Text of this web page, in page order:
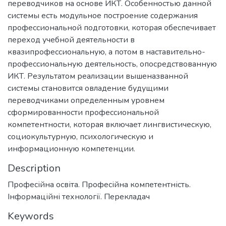
переводчиков на основе ИКТ. Особенностью данной
системы есть модульное построение содержания
профессиональной подготовки, которая обеспечивает
переход учебной деятельности в
квазипрофессиональную, а потом в наставительно-
профессиональную деятельность, опосредствованную
ИКТ. Результатом реализации вышеназванной
системы становится овладение будущими
переводчиками определенным уровнем
сформированности профессиональной
компетентности, которая включает лингвистическую,
социокультурную, психологическую и
информационную компетенции.
Description
Професійна освіта. Професійна компетентність.
Інформаційні технології. Перекладач
Keywords